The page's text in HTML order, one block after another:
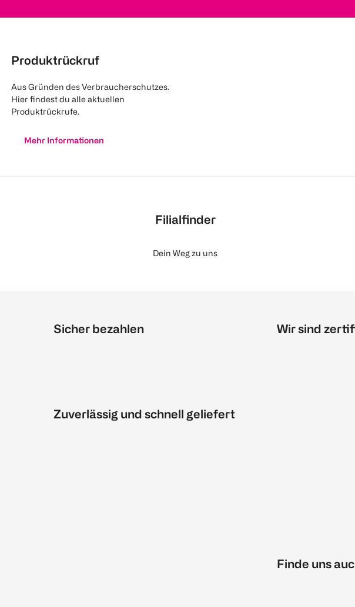
Produktrückruf
Aus Gründen des Verbraucherschutzes.
Hier findest du alle aktuellen
Produktrückrufe.
Mehr Informationen
Filialfinder
Dein Weg zu uns
Sicher bezahlen
Zuverlässig und schnell geliefert
Wir sind
Finde uns